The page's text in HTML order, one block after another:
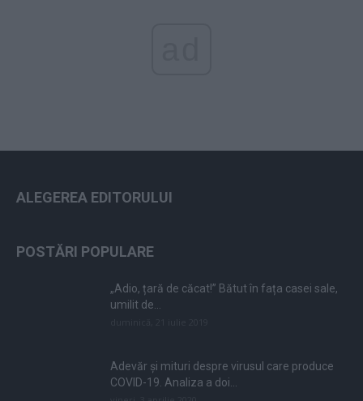
ALEGEREA EDITORULUI
POSTĂRI POPULARE
„Adio, țară de căcat!” Bătut în fața casei sale,
umilit de...
Adevăr și mituri despre virusul care produce
COVID-19. Analiza a doi...